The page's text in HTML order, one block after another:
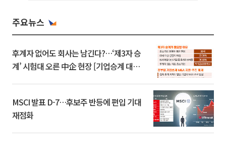
주요뉴스
후계자 없어도 회사는 남긴다?…‘제3자 승
계’ 시험대 오른 中企 현장 [기업승계 대전
MSCI 발표 D-7…후보주 반등에 편입 기대
재점화